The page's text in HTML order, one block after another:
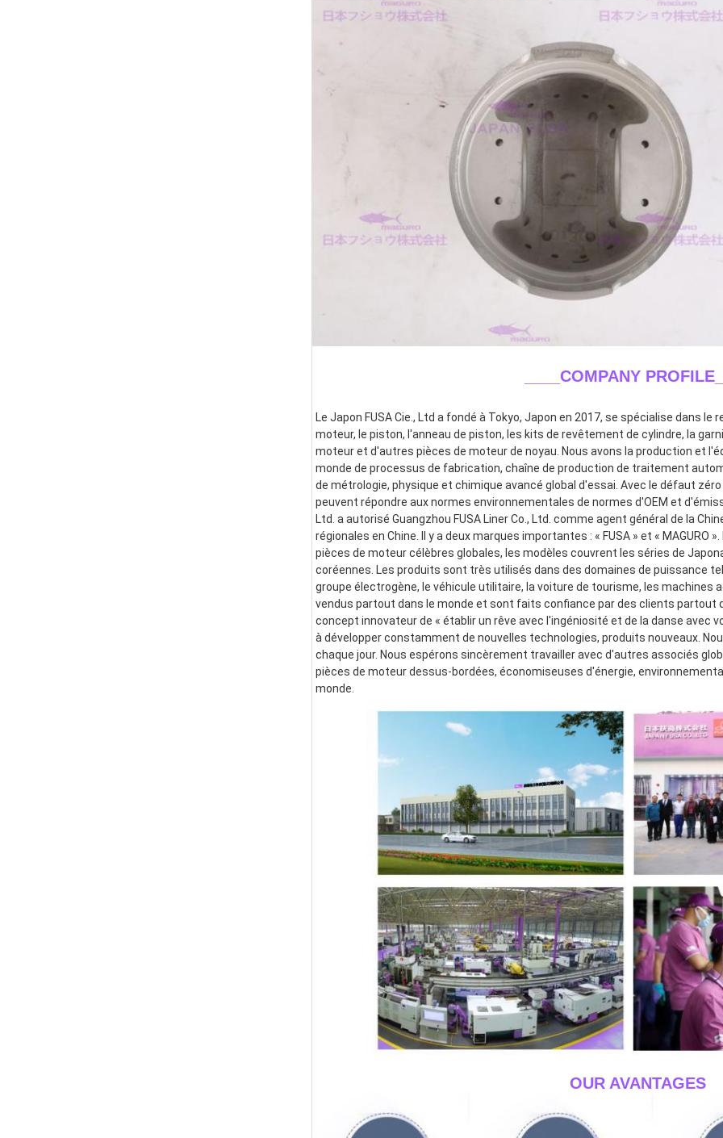
____COMPANY
Le Japon FUSA Cie., Ltd a fondé à Tokyo, Japon en 2017, se spécialise dans
moteur, le piston, l'anneau de piston, les kits de revêtement de cylindre, la
moteur et d'autres pièces de moteur de noyau. Nous avons la production et
monde de processus de fabrication, chaîne de production de traitement
de métrologie, physique et chimique avancé global d'essai. Avec le défaut
peuvent répondre aux normes environnementales de normes d'OEM et
Ltd. a autorisé Guangzhou FUSA Liner Co., Ltd. comme agent général de la
régionales en Chine. Il y a deux marques importantes : « FUSA » et « MAGURO
pièces de moteur célèbres globales, les modèles couvrent les séries de
coréennes. Les produits sont très utilisés dans des domaines de puissance
groupe électrogène, le véhicule utilitaire, la voiture de tourisme, les machines
vendus partout dans le monde et sont faits confiance par des clients partout
concept innovateur de « établir un rêve avec l'ingéniosité et de la danse avec
à développer constamment de nouvelles technologies, produits nouveaux.
chaque jour. Nous espérons sincèrement travailler avec d'autres associés
pièces de moteur dessus-bordées, économiseuses d'énergie,
monde.
____OUR AVANTAGES__